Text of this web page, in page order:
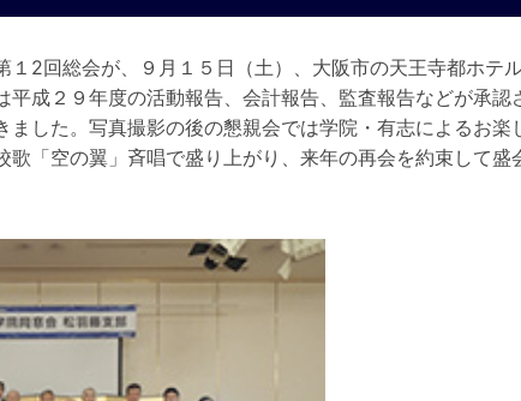
１2回総会が、９月１５日（土）、大阪市の天王寺都ホテ
平成２９年度の活動報告、会計報告、監査報告などが承
ました。写真撮影の後の懇親会では学院・有志によるお
「空の翼」斉唱で盛り上がり、来年の再会を約束して盛